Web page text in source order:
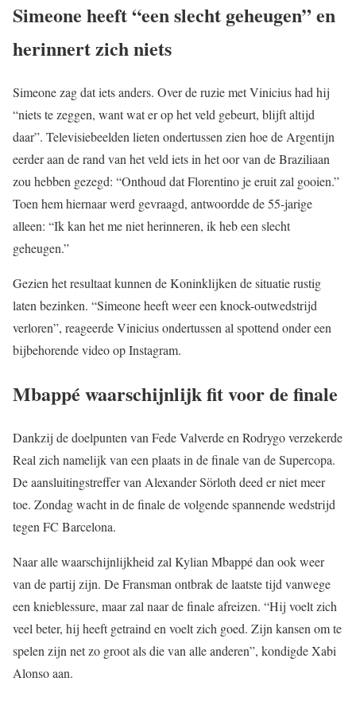
Simeone heeft “een slecht geheugen” en
herinnert zich niets
Simeone zag dat iets anders. Over de ruzie met Vinicius had hij
“niets te zeggen, want wat er op het veld gebeurt, blijft altijd
daar”. Televisiebeelden lieten ondertussen zien hoe de Argentijn
eerder aan de rand van het veld iets in het oor van de Braziliaan
zou hebben gezegd: “Onthoud dat Florentino je eruit zal gooien.”
Toen hem hiernaar werd gevraagd, antwoordde de 55-jarige
alleen: “Ik kan het me niet herinneren, ik heb een slecht
geheugen.”
Gezien het resultaat kunnen de Koninklijken de situatie rustig
laten bezinken. “Simeone heeft weer een knock-outwedstrijd
verloren”, reageerde Vinicius ondertussen al spottend onder een
bijbehorende video op Instagram.
Mbappé waarschijnlijk fit voor de finale
Dankzij de doelpunten van Fede Valverde en Rodrygo verzekerde
Real zich namelijk van een plaats in de finale van de Supercopa.
De aansluitingstreffer van Alexander Sörloth deed er niet meer
toe. Zondag wacht in de finale de volgende spannende wedstrijd
tegen FC Barcelona.
Naar alle waarschijnlijkheid zal Kylian Mbappé dan ook weer
van de partij zijn. De Fransman ontbrak de laatste tijd vanwege
een knieblessure, maar zal naar de finale afreizen. “Hij voelt zich
veel beter, hij heeft getraind en voelt zich goed. Zijn kansen om te
spelen zijn net zo groot als die van alle anderen”, kondigde Xabi
Alonso aan.